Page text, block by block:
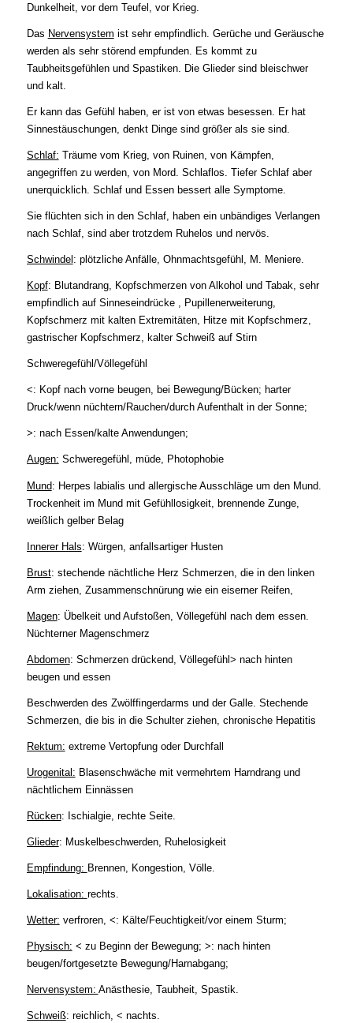
Dunkelheit, vor dem Teufel, vor Krieg.
Das Nervensystem ist sehr empfindlich. Gerüche und Geräusche
werden als sehr störend empfunden. Es kommt zu
Taubheitsgefühlen und Spastiken. Die Glieder sind bleischwer
und kalt.
Er kann das Gefühl haben, er ist von etwas besessen. Er hat
Sinnestäuschungen, denkt Dinge sind größer als sie sind.
Schlaf: Träume vom Krieg, von Ruinen, von Kämpfen,
angegriffen zu werden, von Mord. Schlaflos. Tiefer Schlaf aber
unerquicklich. Schlaf und Essen bessert alle Symptome.
Sie flüchten sich in den Schlaf, haben ein unbändiges Verlangen
nach Schlaf, sind aber trotzdem Ruhelos und nervös.
Schwindel : plötzliche Anfälle, Ohnmachtsgefühl, M. Meniere.
Kopf: Blutandrang, Kopfschmerzen von Alkohol und Tabak, sehr
empfindlich auf Sinneseindrücke , Pupillenerweiterung,
Kopfschmerz mit kalten Extremitäten, Hitze mit Kopfschmerz,
gastrischer Kopfschmerz, kalter Schweiß auf Stirn
Schweregefühl/Völlegefühl
<: Kopf nach vorne beugen, bei Bewegung/Bücken; harter
Druck/wenn nüchtern/Rauchen/durch Aufenthalt in der Sonne;
>: nach Essen/kalte Anwendungen;
Augen: Schweregefühl, müde, Photophobie
Mund: Herpes labialis und allergische Ausschläge um den Mund.
Trockenheit im Mund mit Gefühllosigkeit, brennende Zunge,
weißlich gelber Belag
Innerer Hals: Würgen, anfallsartiger Husten
Brust: stechende nächtliche Herz Schmerzen, die in den linken
Arm ziehen, Zusammenschnürung wie ein eiserner Reifen,
Magen: Übelkeit und Aufstoßen, Völlegefühl nach dem essen.
Nüchterner Magenschmerz
Abdomen: Schmerzen drückend, Völlegefühl> nach hinten
beugen und essen
Beschwerden des Zwölffingerdarms und der Galle. Stechende
Schmerzen, die bis in die Schulter ziehen, chronische Hepatitis
Rektum: extreme Vertopfung oder Durchfall
Urogenital: Blasenschwäche mit vermehrtem Harndrang und
nächtlichem Einnässen
Rücken: Ischialgie, rechte Seite.
Glieder: Muskelbeschwerden, Ruhelosigkeit
Empfindung: Brennen, Kongestion, Völle.
Lokalisation: rechts.
Wetter: verfroren, <: Kälte/Feuchtigkeit/vor einem Sturm;
Physisch: < zu Beginn der Bewegung; >: nach hinten
beugen/fortgesetzte Bewegung/Harnabgang;
Nervensystem: Anästhesie, Taubheit, Spastik.
Schweiß: reichlich, < nachts.